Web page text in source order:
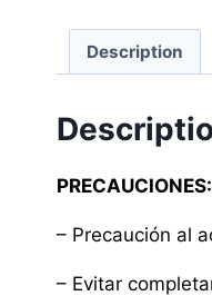
Description
PRECAUCIONES:
– Precaución al
– Evitar